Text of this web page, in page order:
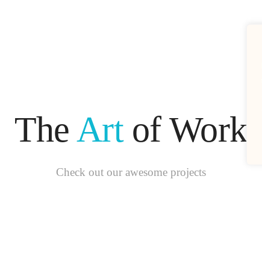
TheArtof Work
Check out our awesome projects